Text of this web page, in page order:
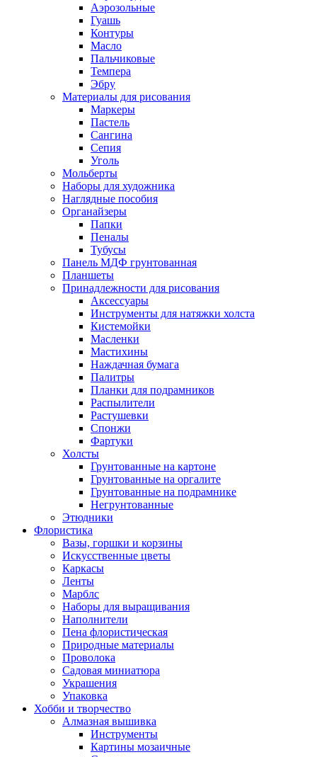
Аэрозольные
Гуашь
Контуры
Масло
Пальчиковые
Темпера
Эбру
Материалы для рисования
Маркеры
Пастель
Сангина
Сепия
Уголь
Мольберты
Наборы для художника
Наглядные пособия
Органайзеры
Папки
Пеналы
Тубусы
Панель МДФ грунтованная
Планшеты
Принадлежности для рисования
Аксессуары
Инструменты для натяжки холста
Кистемойки
Масленки
Мастихины
Наждачная бумага
Палитры
Планки для подрамников
Распылители
Растушевки
Спонжи
Фартуки
Холсты
Грунтованные на картоне
Грунтованные на оргалите
Грунтованные на подрамнике
Негрунтованные
Этюдники
Флористика
Вазы, горшки и корзины
Искусственные цветы
Каркасы
Ленты
Марблс
Наборы для выращивания
Наполнители
Пена флористическая
Природные материалы
Проволока
Садовая миниатюра
Украшения
Упаковка
Хобби и творчество
Алмазная вышивка
Инструменты
Картины мозаичные